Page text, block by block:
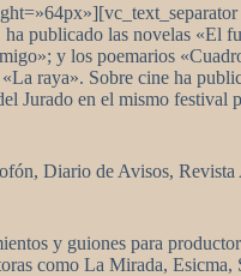
publicado las novelas «El
y los poemarios
raya». Sobre cine ha
en el mismo
Diario de Avisos,
y guiones para
como La Mirada,